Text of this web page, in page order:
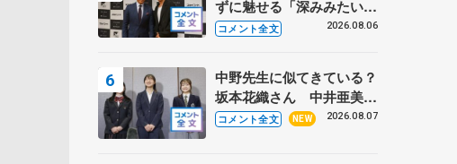
ずに魅せる「深みみたいな
ものは出てきている？」
あい
コメント全文 2026.08.06
中野先生に似てきている？
坂本花織さん 中井亜美は
クリケットのサマーキャン
コメント全文 NEW 2026.08.07